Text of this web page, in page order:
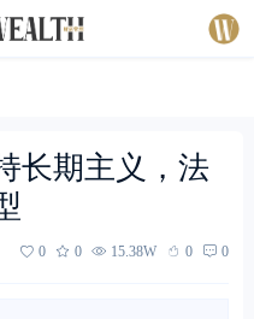
长期主义，法
0 0 15.38W 0 0